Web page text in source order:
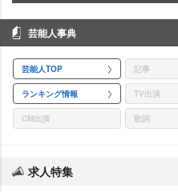
芸能人事典
芸能人TOP 記事
ランキング情報 TV出演
CM出演 歌詞
求人特集